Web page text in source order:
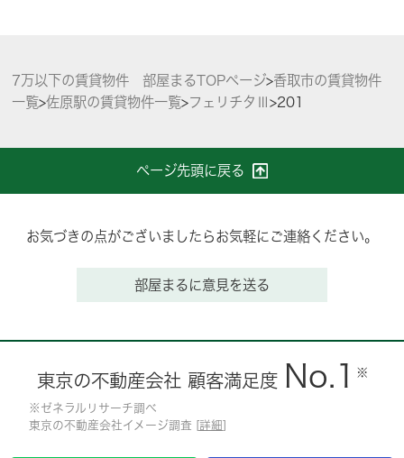
7万以下の賃貸物件 部屋まるTOPページ>香取市の賃貸物件
一覧>佐原駅の賃貸物件一覧>フェリチタⅢ>201
ページ先頭に戻る
お気づきの点がございましたらお気軽にご連絡ください。
部屋まるに意見を送る
東京の不動産会社 顧客満足度 No.1 ※
※ゼネラルリサーチ調べ
東京の不動産会社イメージ調査 [詳細]